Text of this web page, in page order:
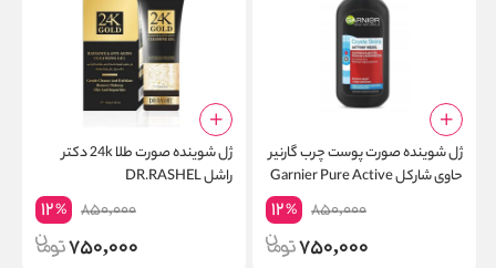
ژل شوینده صورت پوست چرب گارنیر
حاوی شارکل Garnier Pure Active
850,000
12%
750,000
ژل شوینده صورت طلا 24k دکتر
راشل DR.RASHEL
850,000
12%
750,000